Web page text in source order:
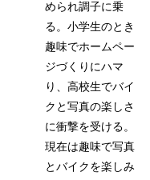
められ調子に乗
る。小学生のとき
趣味でホームペー
ジづくりにハマ
り、高校生でバイ
クと写真の楽しさ
に衝撃を受ける。
現在は趣味で写真
とバイクを楽しみ